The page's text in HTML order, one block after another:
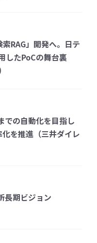
RAG」開発へ。日テ
したPoCの舞台裏
での自動化を目指し
を推進（三井ダイレ
長期ビジョン